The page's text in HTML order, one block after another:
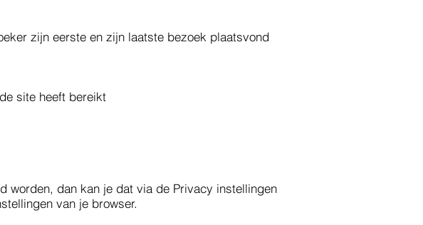
zijn eerste en zijn laatste bezoek plaatsvond
site heeft bereikt
worden, dan kan je dat via de Privacy instellingen
van je browser.